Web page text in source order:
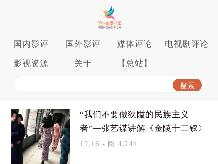
国内影评 国外影评 媒体评论 电视剧评论
影视资源 关于 【总站】
“我们不要做狭隘的民族主义
者”—张艺谋讲解《金陵十三钗》
12.16 - 阅 4,244